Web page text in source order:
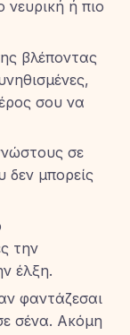
νευρική ή πιο
βλέποντας
σου να
σε
δεν μπορείς
την
έλξη.
φαντάζεσαι
σένα. Ακόμη